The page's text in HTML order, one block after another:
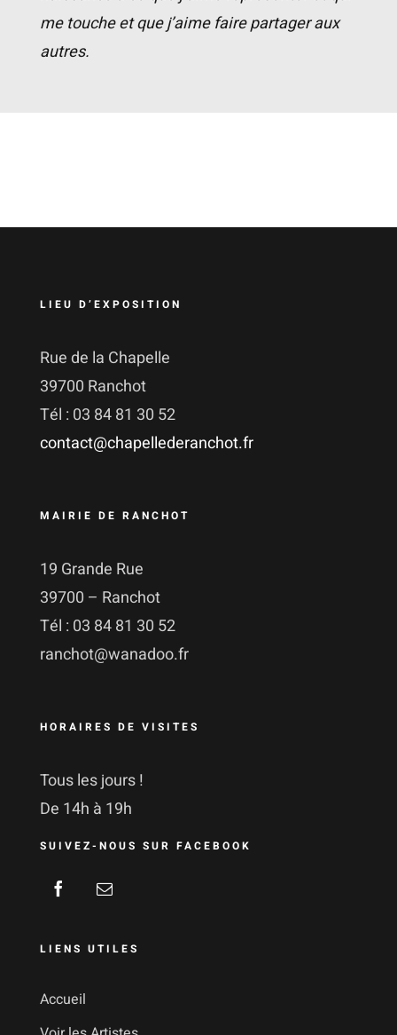
me touche et que j’aime faire partager aux
autres.
LIEU D’EXPOSITION
Rue de la Chapelle
39700 Ranchot
Tél : 03 84 81 30 52
contact@chapellederanchot.fr
MAIRIE DE RANCHOT
19 Grande Rue
39700 – Ranchot
Tél : 03 84 81 30 52
ranchot@wanadoo.fr
HORAIRES DE VISITES
Tous les jours !
De 14h à 19h
SUIVEZ-NOUS SUR FACEBOOK
LIENS UTILES
Accueil